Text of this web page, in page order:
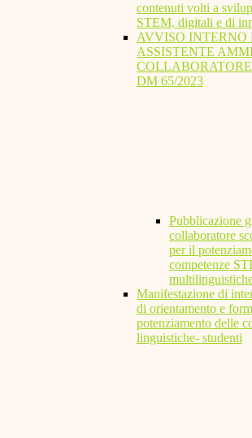
contenuti volti a
STEM, digitali e di
AVVISO INTERNO
ASSISTENTE
DM 65/2023
Pubblicazione
collaboratore
per il
competenze
Manifestazione di
di orientamento e
potenziamento delle
linguistiche- studenti